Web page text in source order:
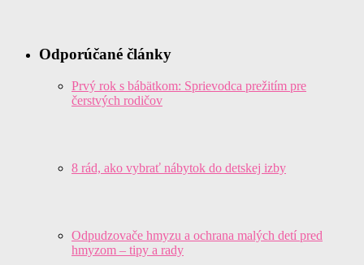
Odporúčané články
Prvý rok s bábätkom: Sprievodca prežitím pre
čerstvých rodičov
8 rád, ako vybrať nábytok do detskej izby
Odpudzovače hmyzu a ochrana malých detí pred
hmyzom – tipy a rady